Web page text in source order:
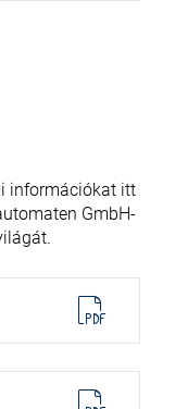
információkat itt
GmbH-